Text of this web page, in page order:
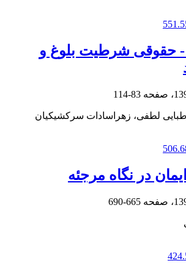
حقوقی شرطیت بلوغ و
83-114
لطفی، زهراسادات سرکشیکیان
در نگاه مرجئه
665-690